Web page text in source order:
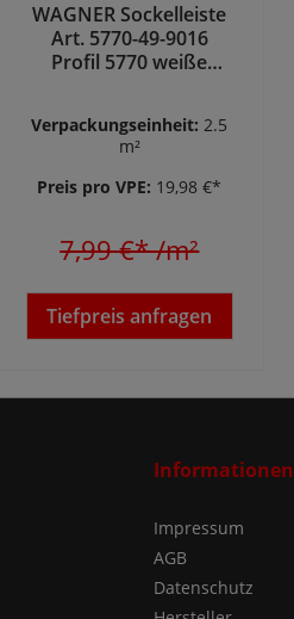
WAGNER Sockelleiste
Art. 5770-49-9016
Profil 5770 weiße
Verpackungseinheit:2.5
m²
Preis pro VPE: 19,98 €*
7,99 €*/m²
Tiefpreis anfragen
Informationen
Impressum
AGB
Datenschutz